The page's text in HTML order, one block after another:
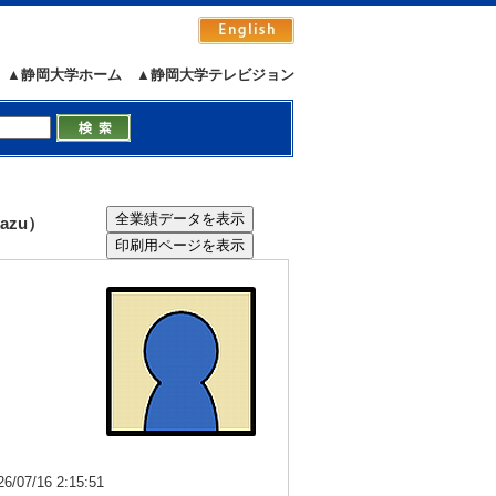
▲静岡大学テレビジョン
▲静岡大学ホーム
）
07/16 2:15:51